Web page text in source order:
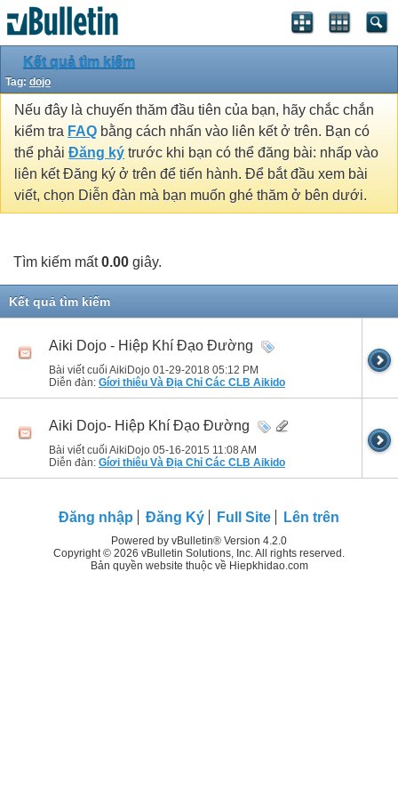
Kết quả tìm kiếm
Tag: dojo
Nếu đây là chuyến thăm đầu tiên của bạn, hãy chắc chắn
kiểm tra FAQ bằng cách nhấn vào liên kết ở trên. Bạn có
thể phải Đăng ký trước khi bạn có thể đăng bài: nhấp vào
liên kết Đăng ký ở trên để tiến hành. Để bắt đầu xem bài
viết, chọn Diễn đàn mà bạn muốn ghé thăm ở bên dưới.
Tìm kiếm mất0.00 giây.
Kết quả tìm kiếm
Aiki Dojo - Hiệp Khí Đạo Đường
Bài viết cuối AikiDojo 01-29-2018 05:12 PM
Diễn đàn: Gíơi thiêu Và Địa Chỉ Các CLB Aikido
Aiki Dojo- Hiệp Khí Đạo Đường
Bài viết cuối AikiDojo 05-16-2015 11:08 AM
Diễn đàn: Gíơi thiêu Và Địa Chỉ Các CLB Aikido
Đăng nhập Đăng Ký Full Site Lên trên
Powered by vBulletin® Version 4.2.0
Copyright © 2026 vBulletin Solutions, Inc. All rights reserved.
Bản quyền website thuộc về Hiepkhidao.com